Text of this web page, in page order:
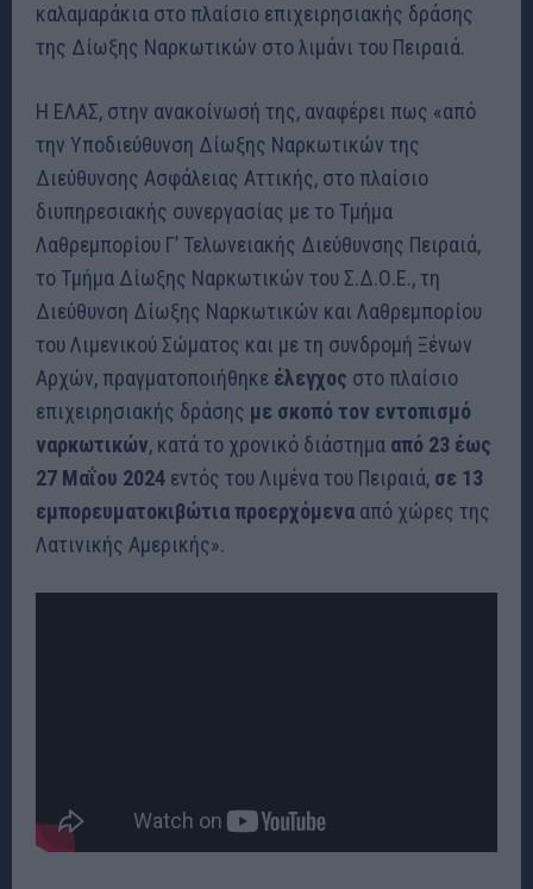
καλαμαράκια στο πλαίσιο επιχειρησιακής δράσης
της Δίωξης Ναρκωτικών στο λιμάνι του Πειραιά.
Η ΕΛΑΣ, στην ανακοίνωσή της, αναφέρει πως «από
την Υποδιεύθυνση Δίωξης Ναρκωτικών της
Διεύθυνσης Ασφάλειας Αττικής, στο πλαίσιο
διυπηρεσιακής συνεργασίας με το Τμήμα
Λαθρεμπορίου Γ’ Τελωνειακής Διεύθυνσης Πειραιά,
το Τμήμα Δίωξης Ναρκωτικών του Σ.Δ.Ο.Ε., τη
Διεύθυνση Δίωξης Ναρκωτικών και Λαθρεμπορίου
του Λιμενικού Σώματος και με τη συνδρομή Ξένων
Αρχών, πραγματοποιήθηκε έλεγχος στο πλαίσιο
επιχειρησιακής δράσης με σκοπό τον εντοπισμό
ναρκωτικών, κατά το χρονικό διάστημα από 23 έως
27 Μαΐου 2024 εντός του Λιμένα του Πειραιά, σε 13
εμπορευματοκιβώτια προερχόμενα από χώρες της
Λατινικής Αμερικής».